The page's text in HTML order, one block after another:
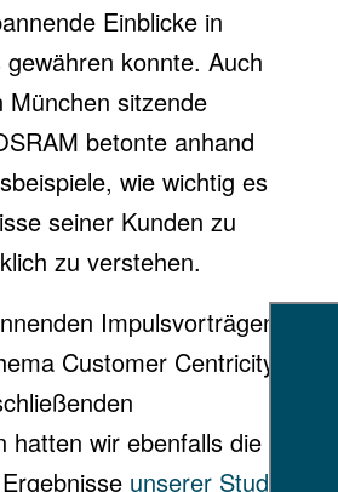
Einblicke in
konnte. Auch
München sitzende
betonte anhand
wie wichtig es
seiner Kunden zu
zu verstehen.
Impulsvorträgen
Customer Centricity
hatten wir ebenfalls die
unserer Studie